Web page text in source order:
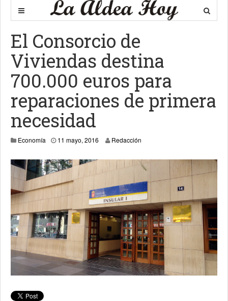
El Consorcio de
Viviendas destina
700.000 euros para
reparaciones de primera
necesidad
Economía 11 mayo, 2016 11 mayo, 2016
Redacción